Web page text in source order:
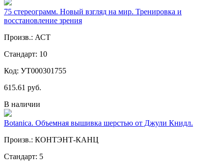
75 стереограмм. Новый взгляд на мир. Тренировка и
восстановление зрения
Произв.: АСТ
Стандарт: 10
Код: УТ000301755
615.61 руб.
В наличии
Botanica. Объемная вышивка шерстью от Джули Книдл.
Произв.: КОНТЭНТ-КАНЦ
Стандарт: 5